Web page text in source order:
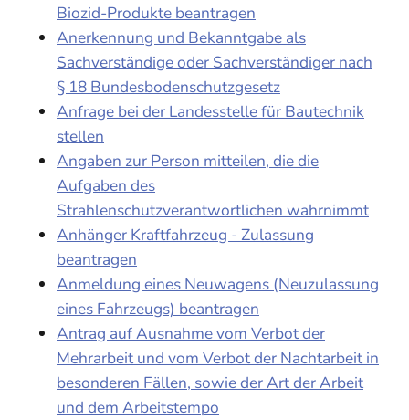
Biozid-Produkte beantragen
Anerkennung und Bekanntgabe als
Sachverständige oder Sachverständiger nach
§ 18 Bundesbodenschutzgesetz
Anfrage bei der Landesstelle für Bautechnik
stellen
Angaben zur Person mitteilen, die die
Aufgaben des
Strahlenschutzverantwortlichen wahrnimmt
Anhänger Kraftfahrzeug - Zulassung
beantragen
Anmeldung eines Neuwagens (Neuzulassung
eines Fahrzeugs) beantragen
Antrag auf Ausnahme vom Verbot der
Mehrarbeit und vom Verbot der Nachtarbeit in
besonderen Fällen, sowie der Art der Arbeit
und dem Arbeitstempo